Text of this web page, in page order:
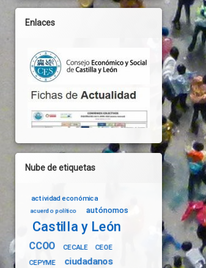
Enlaces
Nube de etiquetas
actividad económica
acuerdo político autónomos
Castilla y León
CCOO CECALE
CEOE
CEPYME
ciudadanos